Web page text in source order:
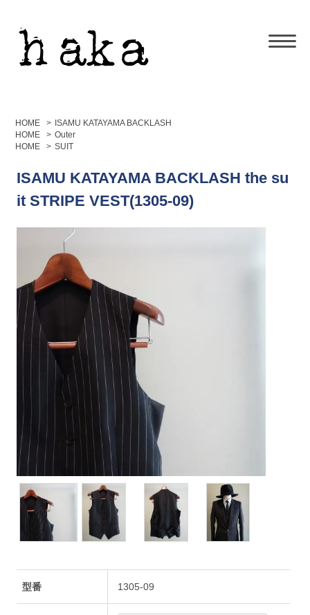
HOME > ISAMU KATAYAMA BACKLASH
HOME
> Outer
HOME
> SUIT
ISAMU KATAYAMA BACKLASH the su
it STRIPE VEST(1305-09)
型番 1305-09